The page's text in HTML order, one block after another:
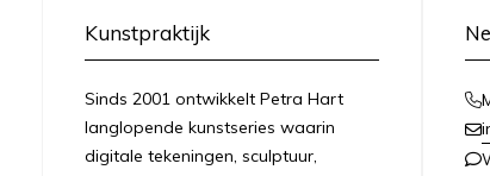
Kunstpraktijk
Sinds 2001 ontwikkelt Petra Hart
langlopende kunstseries waarin
digitale tekeningen, sculptuur,